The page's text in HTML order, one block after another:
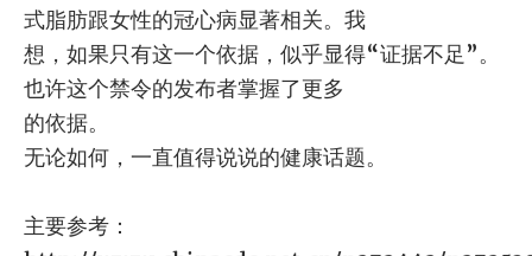
式脂肪跟女性的冠心病显著相关。我
想，如果只有这一个依据，似乎显得“证据不足”。
也许这个禁令的发布者掌握了更多
的依据。
无论如何，一直值得说说的健康话题。
主要参考：